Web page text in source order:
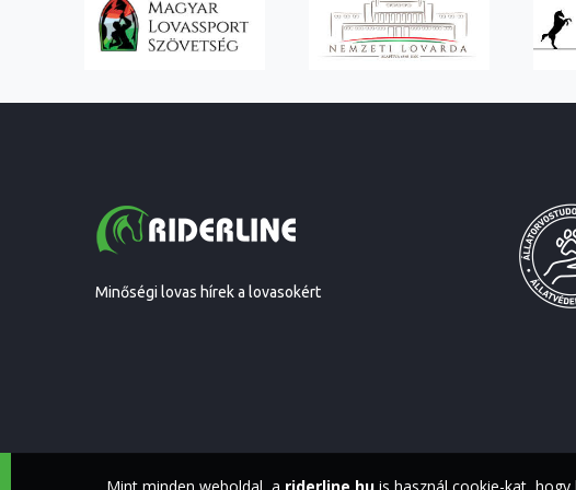
Minőségi lovas hírek a lovasokért